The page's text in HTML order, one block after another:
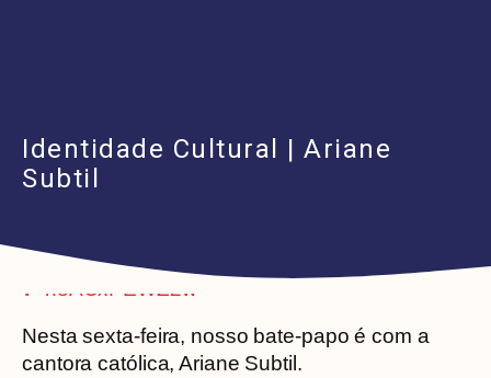
Identidade Cultural | Ariane
Subtil
https://www.youtube.com/watch?
v=h8ACxPEWZ2w
Nesta sexta-feira, nosso bate-papo é com a
cantora católica, Ariane Subtil.